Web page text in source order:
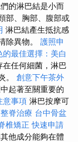
的淋巴結是小而
部、胸部、腹部或
淋巴結產生抵抗感
除異物。 護照申
最佳選擇：美白
任何細菌，淋巴
。 創意下午茶外
起著至關重要的
意事項 淋巴按摩可
整脊治療 台中骨盆
椎矯正快速申請
他成分能夠在體